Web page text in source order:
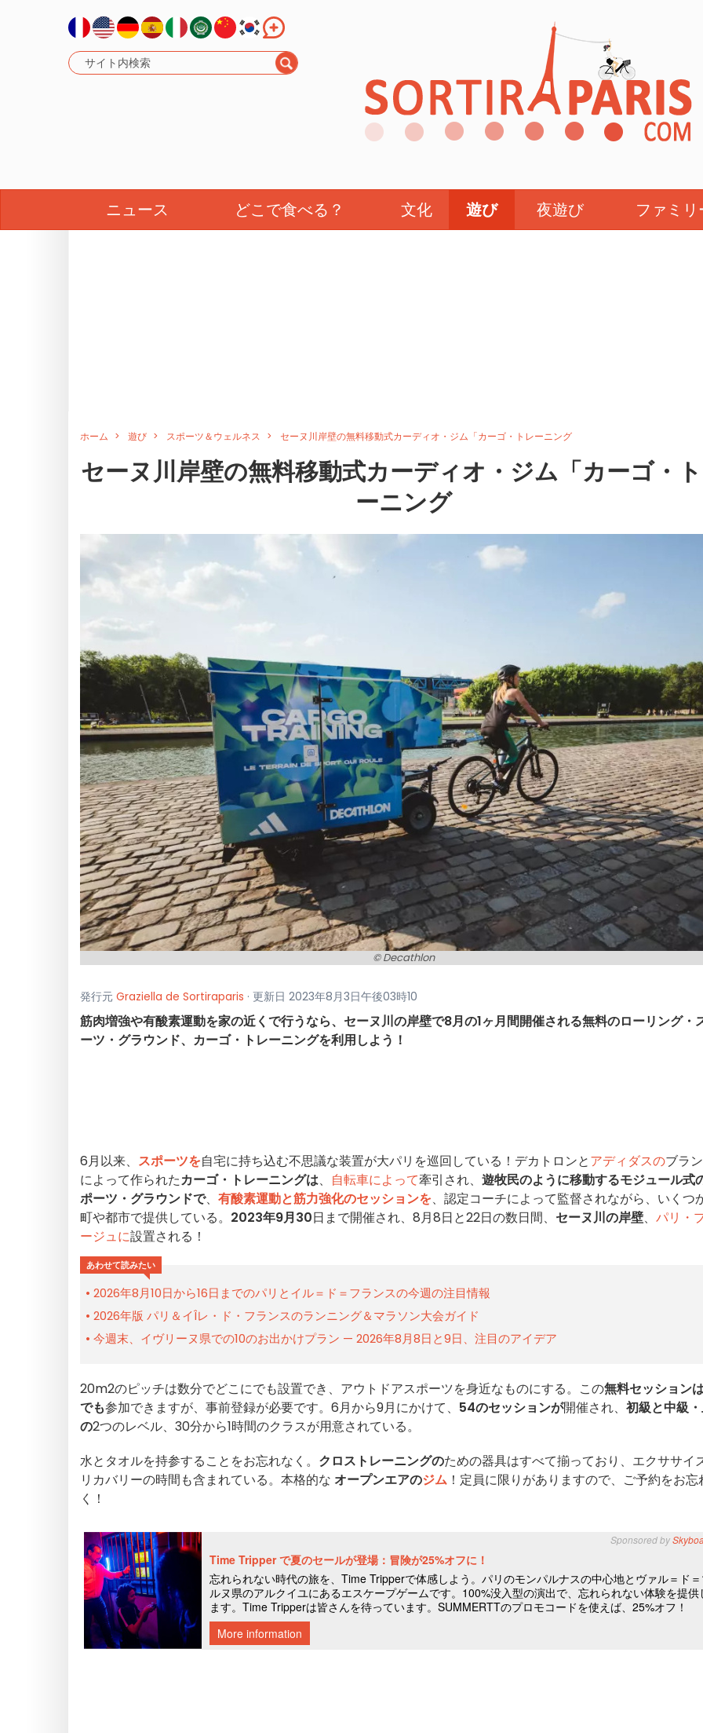
ニュース どこで食べる？ 文化 遊び 夜遊び ファミリ
ホーム 遊び スポーツ＆ウェルネス セーヌ川岸壁の無料移動式カーディオ・ジム「カーゴ・トレーニング
セーヌ川岸壁の無料移動式カーディオ・ジム「カーゴ・
ーニング
© Decathlon
発行元 Graziella de Sortiraparis · 更新日 2023年8月3日午後03時10
筋肉増強や有酸素運動を家の近くで行うなら、セーヌ川の岸壁で8月の1ヶ月間開催される無料のローリング・
ーツ・グラウンド、カーゴ・トレーニングを利用しよう！
6月以来、 スポーツを自宅に持ち込む不思議な装置が大パリを巡回している！デカトロンとアディダスのブラ
によって作られたカーゴ・トレーニングは、 自転車によって牽引され、 遊牧民のように移動するモジュール式
ポーツ・グラウンドで、 有酸素運動と筋力強化のセッションを、認定コーチによって監督されながら、いくつ
町や都市で提供している。 2023年9月30日まで開催され、8月8日と22日の数日間、 セーヌ川の岸壁、 パリ・
ージュに設置される！
あわせて読みたい
2026年8月10日から16日までのパリとイル＝ド＝フランスの今週の注目情報
2026年版 パリ＆イÎレ・ド・フランスのランニング＆マラソン大会ガイド
今週末、イヴリーヌ県での10のお出かけプラン — 2026年8月8日と9日、注目のアイデア
20m2のピッチは数分でどこにでも設置でき、アウトドアスポーツを身近なものにする。この無料セッション
でも参加できますが、事前登録が必要です。6月から9月にかけて、 54のセッションが開催され、 初級と中級
の2つのレベル、30分から1時間のクラスが用意されている。
水とタオルを持参することをお忘れなく。 クロストレーニングのための器具はすべて揃っており、エクササイ
リカバリーの時間も含まれている。本格的な オープンエアのジム ！定員に限りがありますので、ご予約をお忘
く！